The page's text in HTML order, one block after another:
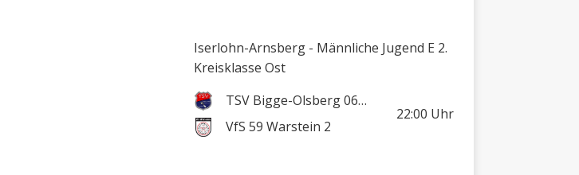
Iserlohn-Arnsberg - Männliche Jugend E 2.
Kreisklasse Ost
TSV Bigge-Olsberg 06/08
VfS 59 Warstein 2
22:00 Uhr